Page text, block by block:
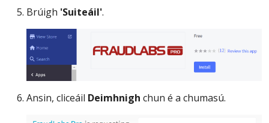
Brúigh 'Suiteáil'.
Ansin, cliceáil Deimhnigh chun é a chumasú.